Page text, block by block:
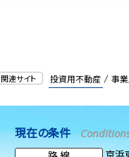
関連サイト 投資用不動産 事
現在の条件
京浜